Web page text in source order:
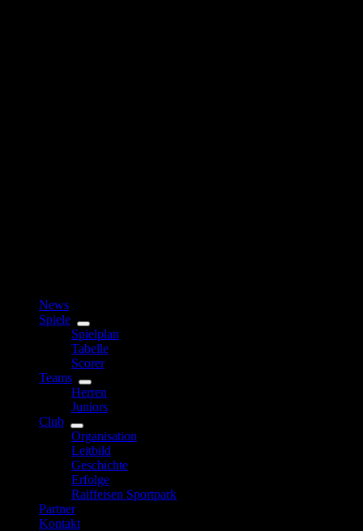
News
Spiele
Spielplan
Tabelle
Scorer
Teams
Herren
Juniors
Club
Organisation
Leitbild
Geschichte
Erfolge
Raiffeisen Sportpark
Partner
Kontakt